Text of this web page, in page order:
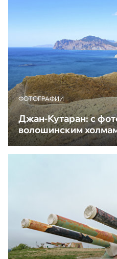
ФОТОГРАФИИ
Джан-Кутаран: с
волошинским